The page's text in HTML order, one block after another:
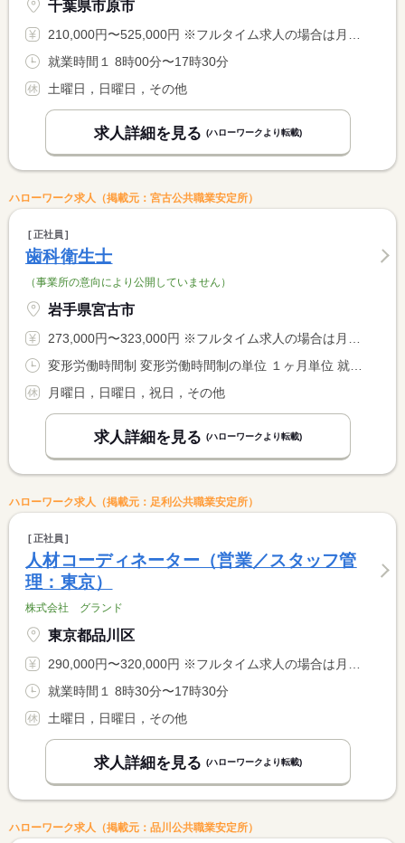
千葉県市原市
210,000円〜525,000円 ※フルタイム求人の場合は月額（換算額）、パート求人の場合は時間額を表示しています。
就業時間１ 8時00分〜17時30分
土曜日，日曜日，その他
求人詳細を見る (ハローワークより転載)
ハローワーク求人（掲載元：宮古公共職業安定所）
正社員
歯科衛生士
（事業所の意向により公開していません）
岩手県宮古市
273,000円〜323,000円 ※フルタイム求人の場合は月額（換算額）、パート求人の場合は時間額を表示しています。
変形労働時間制 変形労働時間制の単位 １ヶ月単位 就業時間１ 9時15分〜18時45分 就業時間に関する特記事項 本求人票は週休２日の週５日勤務です。追加の日曜勤務のご希望や <BR> 特定の曜日や時間帯を外したい等の希望がありましたらお気軽にご <BR> 相談下さい。 <BR> （診療時間は求人に関する特記事項欄を参照下さい）
月曜日，日曜日，祝日，その他
求人詳細を見る (ハローワークより転載)
ハローワーク求人（掲載元：足利公共職業安定所）
正社員
人材コーディネーター（営業／スタッフ管
理：東京）
株式会社 グランド
東京都品川区
290,000円〜320,000円 ※フルタイム求人の場合は月額（換算額）、パート求人の場合は時間額を表示しています。
就業時間１ 8時30分〜17時30分
土曜日，日曜日，その他
求人詳細を見る (ハローワークより転載)
ハローワーク求人（掲載元：品川公共職業安定所）